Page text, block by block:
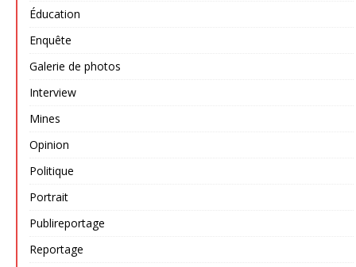
Éducation
Enquête
Galerie de photos
Interview
Mines
Opinion
Politique
Portrait
Publireportage
Reportage